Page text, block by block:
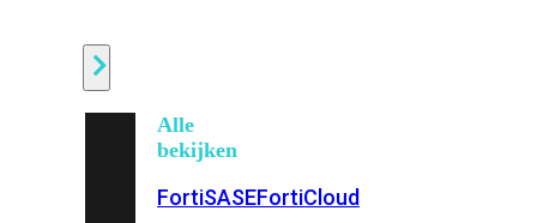
Alle
bekijken
FortiSASEFortiCloud